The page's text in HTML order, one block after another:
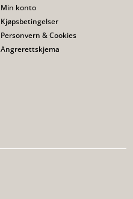
Min konto
Kjøpsbetingelser
Personvern & Cookies
Angrerettskjema